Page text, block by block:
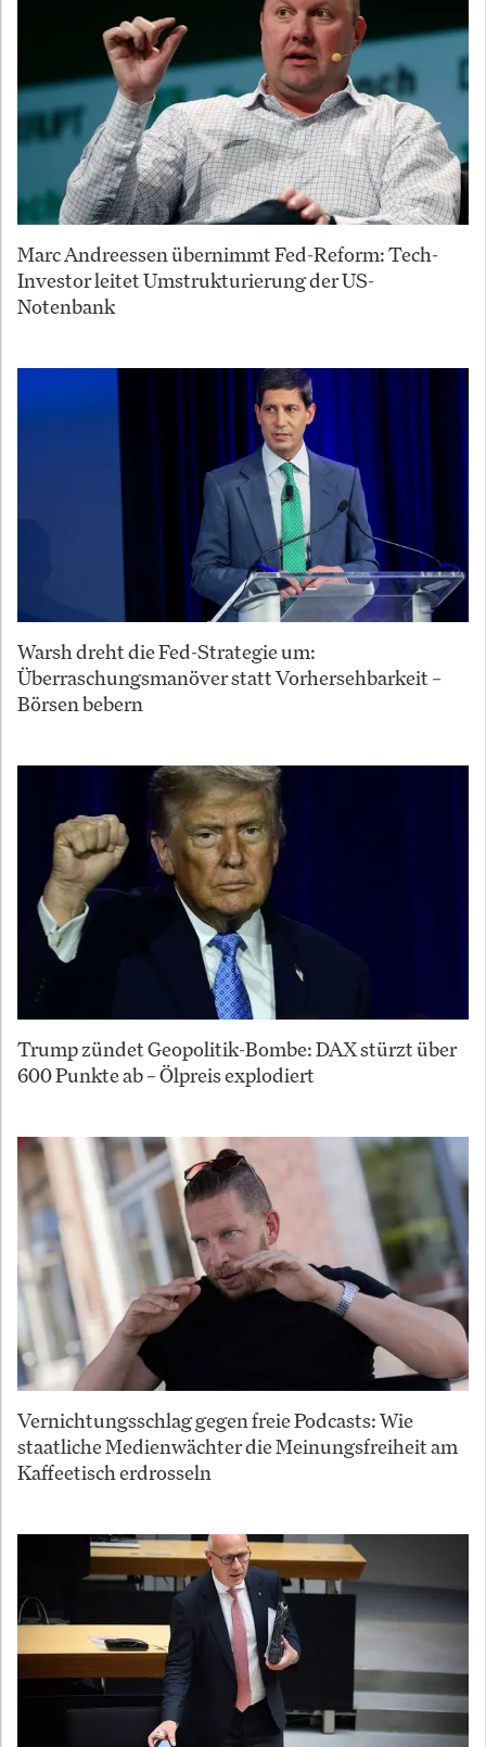
Marc Andreessen übernimmt Fed-Reform: Tech-
Investor leitet Umstrukturierung der US-
Notenbank
Warsh dreht die Fed-Strategie um:
Überraschungsmanöver statt Vorhersehbarkeit –
Börsen bebern
Trump zündet Geopolitik-Bombe: DAX stürzt über
600 Punkte ab – Ölpreis explodiert
Vernichtungsschlag gegen freie Podcasts: Wie
staatliche Medienwächter die Meinungsfreiheit am
Kaffeetisch erdrosseln